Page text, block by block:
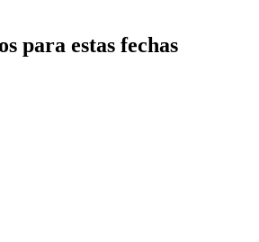
para estas fechas